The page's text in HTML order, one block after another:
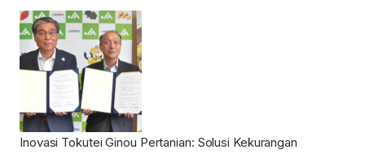
Inovasi Tokutei Ginou Pertanian: Solusi Kekurangan